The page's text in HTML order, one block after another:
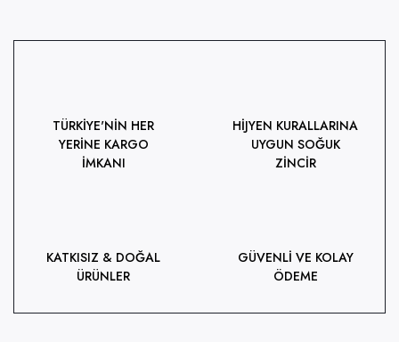
TÜRKİYE'NİN HER
YERİNE KARGO
İMKANI
HİJYEN KURALLARINA
UYGUN SOĞUK
ZİNCİR
KATKISIZ & DOĞAL
ÜRÜNLER
GÜVENLİ VE KOLAY
ÖDEME